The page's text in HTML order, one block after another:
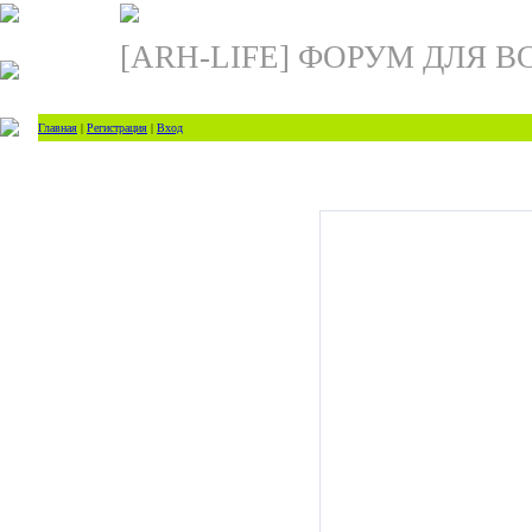
[ARH-LIFE] ФОРУМ ДЛЯ
Главная | Регистрация | Вход